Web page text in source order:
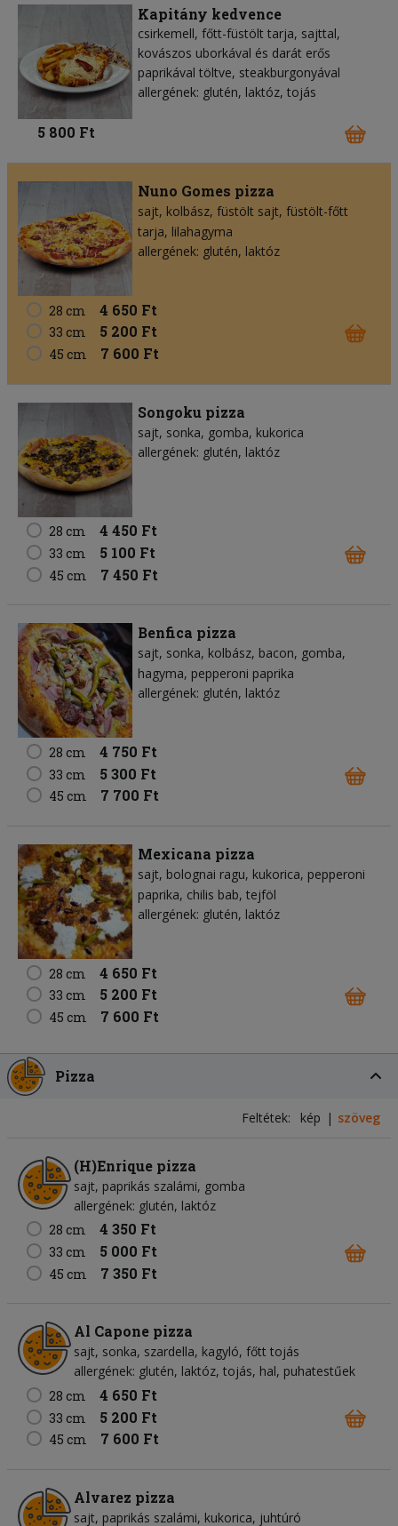
Kapitány kedvence
csirkemell, főtt-füstölt tarja, sajttal,
kovászos uborkával és darát erős
paprikával töltve, steakburgonyával
allergének: glutén, laktóz, tojás
5 800 Ft
Nuno Gomes pizza
sajt kolbász füstölt sajt füstölt-főtt
tarja lilahagyma
allergének: glutén, laktóz
28 cm 4 650 Ft
33 cm 5 200 Ft
45 cm 7 600 Ft
Songoku pizza
sajt sonka gomba kukorica
allergének: glutén, laktóz
28 cm 4 450 Ft
33 cm 5 100 Ft
45 cm 7 450 Ft
Benfica pizza
sajt sonka kolbász bacon gomba
hagyma pepperoni paprika
allergének: glutén, laktóz
28 cm 4 750 Ft
33 cm 5 300 Ft
45 cm 7 700 Ft
Mexicana pizza
sajt bolognai ragu kukorica pepperoni
paprika chilis bab tejföl
allergének: glutén, laktóz
28 cm 4 650 Ft
33 cm 5 200 Ft
45 cm 7 600 Ft
Pizza
Feltétek: kép szöveg
(H)Enrique pizza
sajt paprikás szalámi gomba
allergének: glutén, laktóz
28 cm
4 350 Ft
33 cm 5 000 Ft
45 cm 7 350 Ft
Al Capone pizza
sajt sonka szardella kagyló főtt tojás
allergének: glutén, laktóz, tojás, hal, puhatestűek
28 cm
4 650 Ft
33 cm 5 200 Ft
45 cm 7 600 Ft
Alvarez pizza
sajt paprikás szalámi kukorica juhtúró